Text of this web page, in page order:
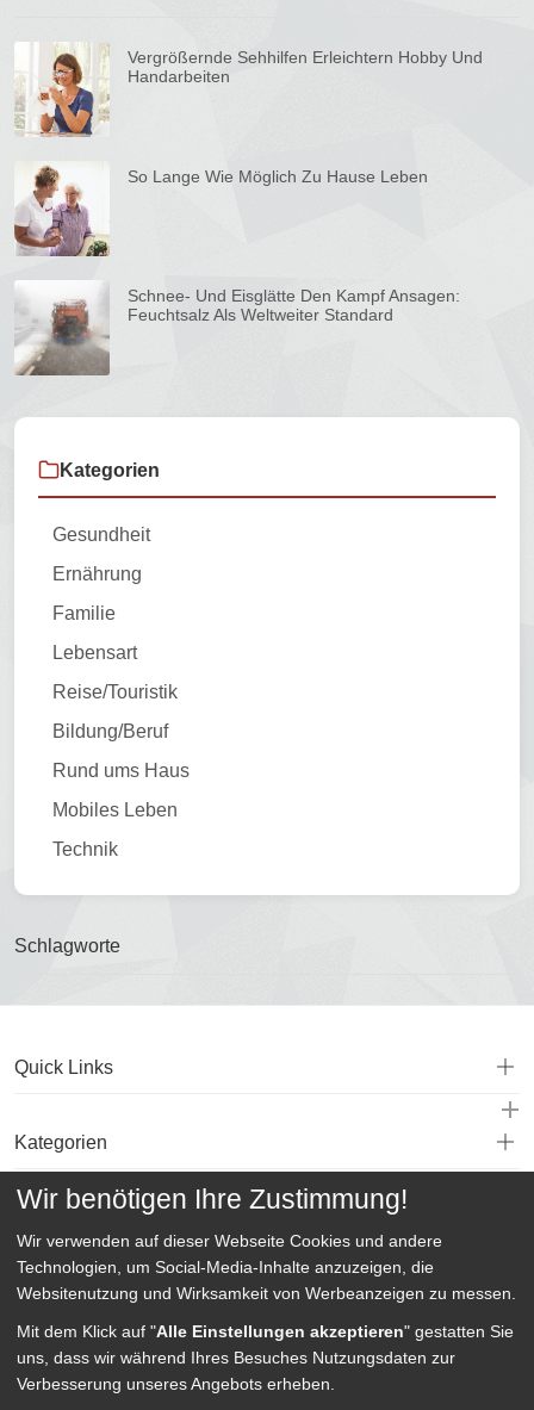
Vergrößernde Sehhilfen Erleichtern Hobby Und
Handarbeiten
So Lange Wie Möglich Zu Hause Leben
Schnee- Und Eisglätte Den Kampf Ansagen:
Feuchtsalz Als Weltweiter Standard
Kategorien
Gesundheit
Ernährung
Familie
Lebensart
Reise/Touristik
Bildung/Beruf
Rund ums Haus
Mobiles Leben
Technik
Schlagworte
Quick Links
Kategorien
Wir benötigen Ihre Zustimmung!
Wir verwenden auf dieser Webseite Cookies und andere
Technologien, um Social-Media-Inhalte anzuzeigen, die
Websitenutzung und Wirksamkeit von Werbeanzeigen zu messen.
Mit dem Klick auf "Alle Einstellungen akzeptieren" gestatten Sie
uns, dass wir während Ihres Besuches Nutzungsdaten zur
Verbesserung unseres Angebots erheben.